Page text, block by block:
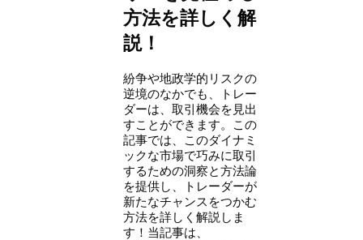
方法を詳しく解
説！
紛争や地政学的リスクの
逆境のなかでも、トレー
ダーは、取引機会を見出
すことができます。この
記事では、このダイナミ
ックな市場で巧みに取引
するための洞察と方法論
を提供し、トレーダーが
新たなチャンスをつかむ
方法を詳しく解説しま
す！当記事は、